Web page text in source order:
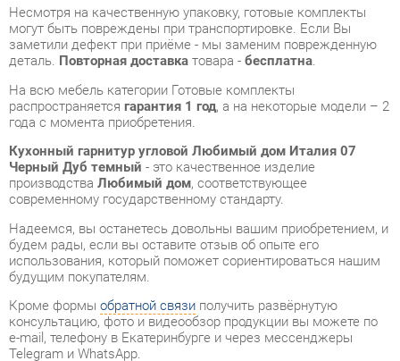
На всю мебель категории Готовые комплекты
распространяетсягарантия 1 год, а на некоторые модели – 2
года с момента приобретения.
Кухонный гарнитур угловой Любимый дом Италия 07
Черный Дуб темный
- это качественное изделие
производстваЛюбимый дом, соответствующее
современному государственному стандарту.
Надеемся, вы останетесь довольны вашим приобретением, и
будем рады, если вы оставите отзыв об опыте его
использования, который поможет сориентироваться нашим
будущим покупателям.
консультацию, фото и видеообзор продукции вы можете по
e-mail, телефону в Екатеринбурге и через мессенджеры
Telegram и WhatsApp.
нашем шоу-руме и купить Кухонный гарнитур угловой
Любимый дом Италия 07 Черный Дуб темный,
самостоятельно забрав его с нашего центрального склада в
г. Екатеринбург. Полный список адресов и магазинов